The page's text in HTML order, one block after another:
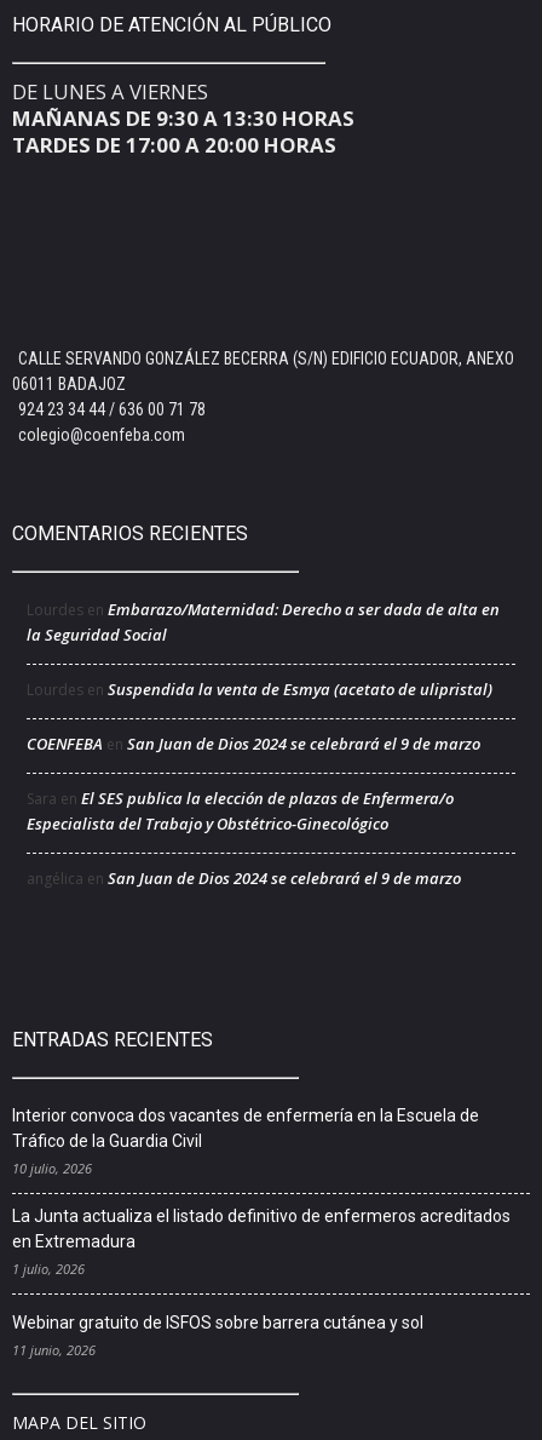
HORARIO DE ATENCIÓN AL PÚBLICO
DE LUNES A VIERNES
MAÑANAS DE 9:30 A 13:30 HORAS
TARDES DE 17:00 A 20:00 HORAS
CALLE SERVANDO GONZÁLEZ BECERRA (S/N) EDIFICIO ECUADOR, ANEXO
06011 BADAJOZ
924 23 34 44 / 636 00 71 78
colegio@coenfeba.com
COMENTARIOS RECIENTES
Lourdes en Embarazo/Maternidad: Derecho a ser dada de alta en
la Seguridad Social
Lourdes en Suspendida la venta de Esmya (acetato de ulipristal)
COENFEBA en San Juan de Dios 2024 se celebrará el 9 de marzo
Sara en El SES publica la elección de plazas de Enfermera/o
Especialista del Trabajo y Obstétrico-Ginecológico
angélica en San Juan de Dios 2024 se celebrará el 9 de marzo
ENTRADAS RECIENTES
Interior convoca dos vacantes de enfermería en la Escuela de
Tráfico de la Guardia Civil
10 julio, 2026
La Junta actualiza el listado definitivo de enfermeros acreditados
en Extremadura
1 julio, 2026
Webinar gratuito de ISFOS sobre barrera cutánea y sol
11 junio, 2026
MAPA DEL SITIO